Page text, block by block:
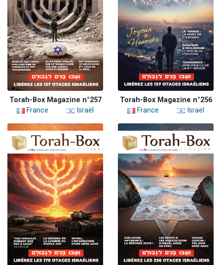
Torah-Box Magazine n°257
France
Israël
Torah-Box Magazine n°256
France
Israël